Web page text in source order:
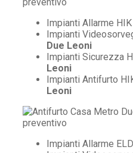
Impianti Allarme
Impianti
Due Leoni
Impianti Sicurezza
Leoni
Impianti Antifurto
Leoni
Impianti Allarme